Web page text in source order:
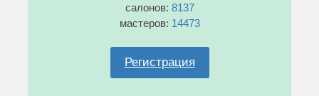
салонов: 8137
мастеров: 14473
Регистрация